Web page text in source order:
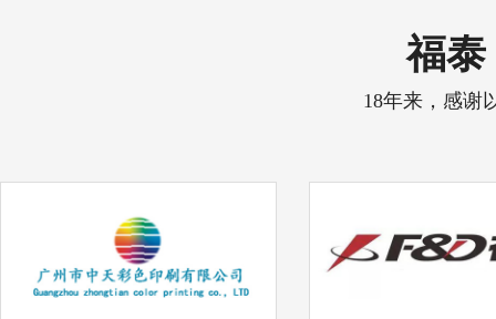
福泰
18年来，感谢